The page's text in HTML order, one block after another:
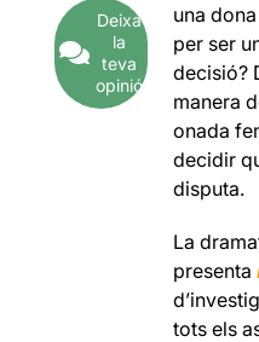
Deixa
la
teva
opinió
una
per ser
decisió?
manera
onada
decidir
disputa.
La
presenta
tots els